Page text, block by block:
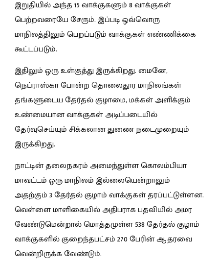
இறுதியில் அந்த 15 வாக்குகளும் 8 வாக்குகள்
பெற்றவரையே சேரும். இப்படி ஒவ்வொரு
மாநிலத்திலும் பெறப்படும் வாக்குகள் எண்ணிக்கை
கூட்டப்படும்.
இதிலும் ஒரு உள்குத்து இருக்கிறது. மைனே,
நெப்ராஸ்கா போன்ற தொலைதூர மாநிலங்கள்
தங்களுடைய தேர்தல் குழாமை, மக்கள் அளிக்கும்
உண்மையான வாக்குகள் அடிப்படையில்
தேர்வுசெய்யும் சிக்கலான துணை நடைமுறையும்
இருக்கிறது.
நாட்டின் தலைநகரம் அமைந்துள்ள கொலம்பியா
மாவட்டம் ஒரு மாநிலம் இல்லையென்றாலும்
அதற்கும் 3 தேர்தல் குழாம் வாக்குகள் தரப்பட்டுள்ளன.
வெள்ளை மாளிகையில் அதிபராக பதவியில் அமர
வேண்டுமென்றால் மொத்தமுள்ள 538 தேர்தல் குழாம்
வாக்குகளில் குறைந்தபட்சம் 270 பேரின் ஆதரவை
வென்றிருக்க வேண்டும்.